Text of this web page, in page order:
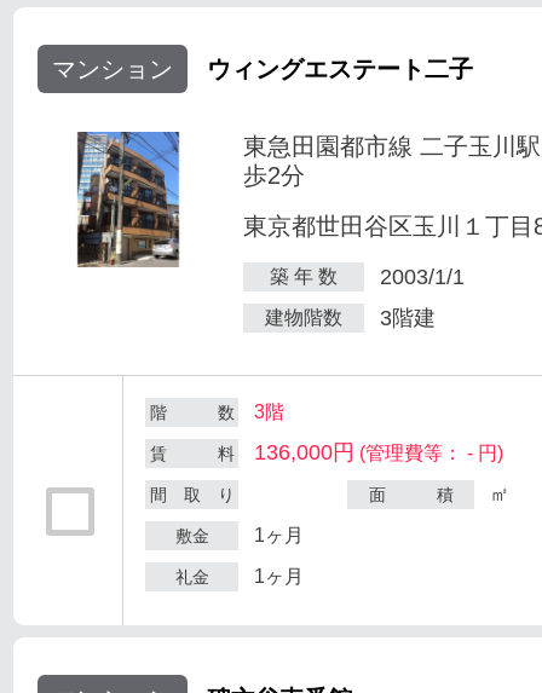
マンション ウィングエステート二子
東急田園都市線 二子玉川
歩2分
東京都世田谷区玉川１丁目
築 年 数 2003/1/1
建物階数 3階建
階 数 3階
賃 料 136,000円 (管理費等： - 円)
間 取 り 面 積 ㎡
敷金 1ヶ月
礼金 1ヶ月